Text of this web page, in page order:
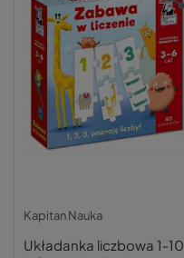
Kapitan Nauka
Układanka liczbowa 1‑10